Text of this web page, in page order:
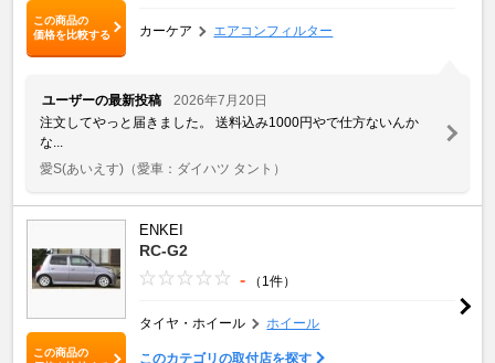
この商品の
価格を比較する
カーケア エアコンフィルター
ユーザーの最新投稿
2026年7月20日
注文してやっと届きました。 送料込み1000円やで仕方ないんか
な...
愛S(あいえす) （愛車：ダイハツ タント）
この商品の
ENKEI
RC-G2
- （1件）
タイヤ・ホイール ホイール
このカテゴリの取付店を探す